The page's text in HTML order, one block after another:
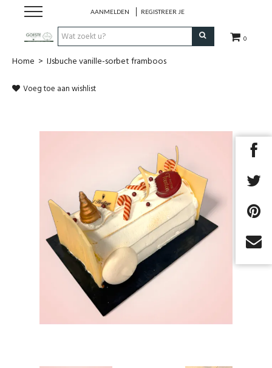
0
AANMELDEN REGISTREER JE
HOME
Huisgemaakt ijs
Cadeaubon
Home > IJsbuche vanille-sorbet framboos
Voeg toe aan wishlist
Next